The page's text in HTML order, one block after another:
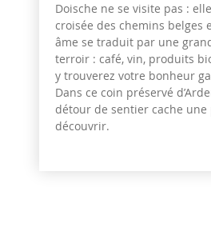
Doische ne se visite pas :
croisée des chemins belges
âme se traduit par une
terroir : café, vin, produits
y trouverez votre bonheur
Dans ce coin préservé
détour de sentier cache une
découvrir.